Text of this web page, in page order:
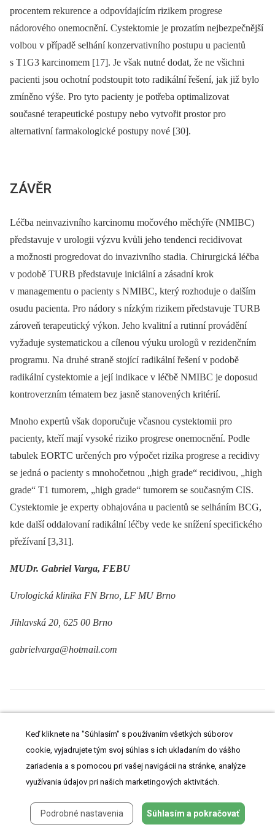
procentem rekurence a odpovídajícím rizikem progrese
nádorového onemocnění. Cystektomie je prozatím nejbezpečnější
volbou v případě selhání konzervativního postupu u pacientů
s T1G3 karcinomem [17]. Je však nutné dodat, že ne všichni
pacienti jsou ochotní podstoupit toto radikální řešení, jak již bylo
zmíněno výše. Pro tyto pacienty je potřeba optimalizovat
současné terapeutické po­stupy nebo vytvořit prostor pro
alternativní farmakologické postupy nové [30].
ZÁVĚR
Léčba neinvazivního karcinomu močového měchýře (NMIBC)
představuje v urologii výzvu kvůli jeho tendenci recidivovat
a možnosti progredovat do invazivního stadia. Chirurgická léčba
v podobě TURB představuje iniciální a zásadní krok
v managementu o pacienty s NMIBC, který rozhoduje o dalším
osudu pacienta. Pro nádory s nízkým rizikem představuje TURB
zároveň terapeutický výkon. Jeho kvalitní a rutinní provádění
vyžaduje systematic­kou a cílenou výuku urologů v rezidenčním
programu. Na druhé straně stojící radi­kální řešení v podobě
radikální cystektomie a její indikace v léčbě NMIBC je doposud
kontroverzním tématem bez jasně stanovených kritérií.
Mnoho expertů však doporučuje včasnou cystektomii pro
pacienty, kteří mají vysoké riziko progrese onemocnění. Podle
tabulek EORTC určených pro výpočet rizika progrese a recidivy
se jedná o pacienty s mnohočetnou „high grade“ recidivou, „high
grade“ T1 tumorem, „high grade“ tumorem se současným CIS.
Cystektomie je experty obhajována u pacientů se selháním BCG,
kde další oddalovaní radikální léčby vede ke snížení specific­kého
přežívaní [3,31].
MUDr. Gabriel Varga, FEBU
Urologická klinika FN Brno, LF MU Brno
Jihlavská 20, 625 00 Brno
gabrielvarga@hotmail.com
2. Babjuk M. Transurethral Resection of Non–muscle-invasive
Bladder Cancer. Eur Urol 2009; Suppl 8 : 542–548.
muscle-invasive urothelial carcinoma of the bladder. Eur Urol 2008; 54(2):
303–314.
Keď kliknete na "Súhlasím" s používaním všetkých súborov
cookie, vyjadrujete tým svoj súhlas s ich ukladaním do vášho
zariadenia a s pomocou pri vašej navigácii na stránke, analýze
využívania údajov pri našich marketingových aktivitách.
Podrobné nastavenia Súhlasím a pokračovať